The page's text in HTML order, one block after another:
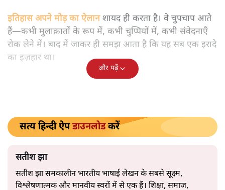
सतीश झा
भारत की पश्चिम एशिया नीति में इस समय इसराइल, ईरान और खाड़ी
देशों के बीच एक बड़ा बदलाव आ रहा है। प्रधानमंत्री मोदी की
इतिहास अपने मोड़ का ऐलान
हैं—कभी मुलाक़ातों के रूप में, कभी चुप्पियों में, कभी संवेदनाएँ
रोक लेने में। बाद में जाकर ही समझ आता है कि यह सब एक इरादे